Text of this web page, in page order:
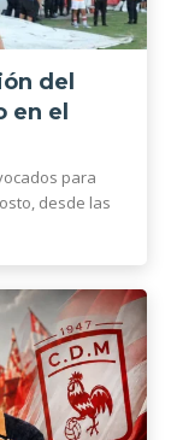
del
en el
para
desde las